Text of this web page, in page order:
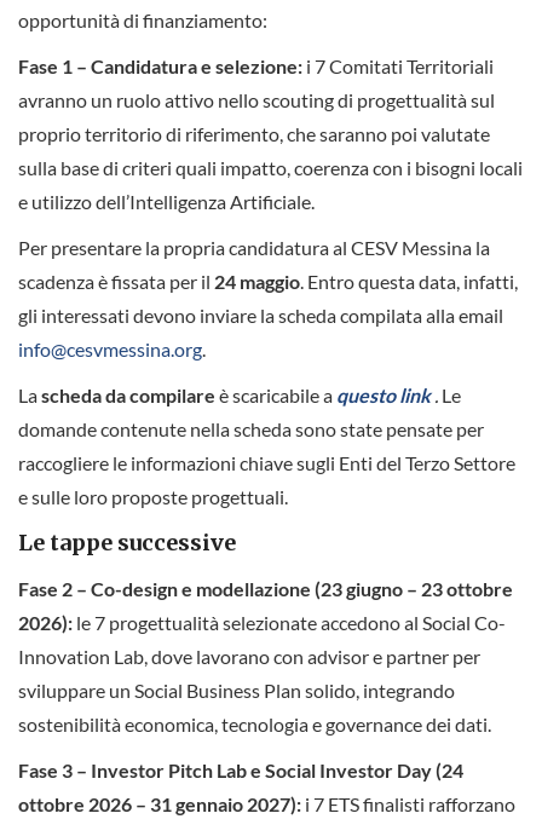
opportunità di finanziamento:
Fase 1 – Candidatura e selezione: i 7 Comitati Territoriali
avranno un ruolo attivo nello scouting di progettualità sul
proprio territorio di riferimento, che saranno poi valutate
sulla base di criteri quali impatto, coerenza con i bisogni locali
e utilizzo dell’Intelligenza Artificiale.
Per presentare la propria candidatura al CESV Messina la
scadenza è fissata per il 24 maggio. Entro questa data, infatti,
gli interessati devono inviare la scheda compilata alla email
info@cesvmessina.org.
Lascheda da compilare è scaricabile a questo link. Le
domande contenute nella scheda sono state pensate per
raccogliere le informazioni chiave sugli Enti del Terzo Settore
e sulle loro proposte progettuali.
Le tappe successive
Fase 2 – Co-design e modellazione (23 giugno – 23 ottobre
2026): le 7 progettualità selezionate accedono al Social Co-
Innovation Lab, dove lavorano con advisor e partner per
sviluppare un Social Business Plan solido, integrando
sostenibilità economica, tecnologia e governance dei dati.
Fase 3 – Investor Pitch Lab e Social Investor Day (24
ottobre 2026 – 31 gennaio 2027): i 7 ETS finalisti rafforzano